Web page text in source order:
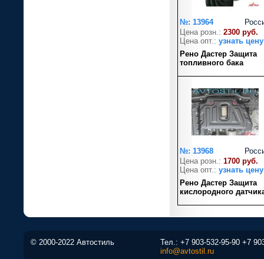
№: 13964
Цена розн.: 2300 руб.
Цена опт.: узнать цену
Рено Дастер Защита
топливного бака
№: 13968
Цена розн.: 1700 руб.
Цена опт.: узнать цену
Рено Дастер Защита
кислородного
© 2000-2022 Автостиль Тел.: +7 903-532-95-90 +7
info@avtostil.ru